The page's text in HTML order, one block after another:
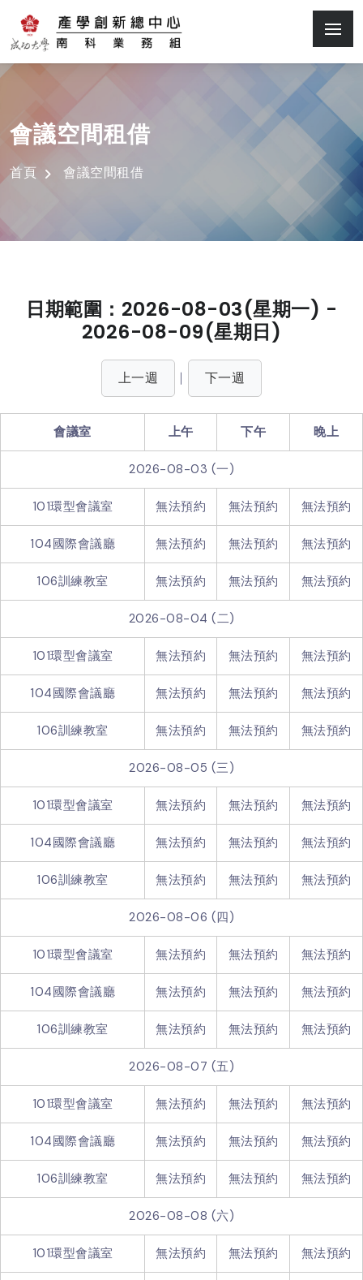
會議空間租借
首頁 會議空間租借
日期範圍：2026-08-03(星期一) -
2026-08-09(星期日)
上一週 ｜ 下一週
會議室 上午 下午 晚上
2026-08-03 (一)
101環型會議室 無法預約 無法預約 無法預約
104國際會議廳 無法預約 無法預約 無法預約
106訓練教室 無法預約 無法預約 無法預約
2026-08-04 (二)
101環型會議室 無法預約 無法預約 無法預約
104國際會議廳 無法預約 無法預約 無法預約
106訓練教室 無法預約 無法預約 無法預約
2026-08-05 (三)
101環型會議室 無法預約 無法預約 無法預約
104國際會議廳 無法預約 無法預約 無法預約
106訓練教室 無法預約 無法預約 無法預約
2026-08-06 (四)
101環型會議室 無法預約 無法預約 無法預約
104國際會議廳 無法預約 無法預約 無法預約
106訓練教室 無法預約 無法預約 無法預約
2026-08-07 (五)
101環型會議室 無法預約 無法預約 無法預約
104國際會議廳 無法預約 無法預約 無法預約
106訓練教室 無法預約 無法預約 無法預約
2026-08-08 (六)
101環型會議室 無法預約 無法預約 無法預約